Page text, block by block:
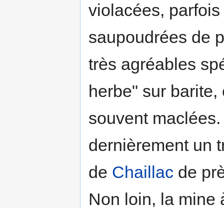
violacées,
saupoudrées de
très agréables
herbe" sur
souvent
dernièrement un
de Chaillac de
Non loin, la